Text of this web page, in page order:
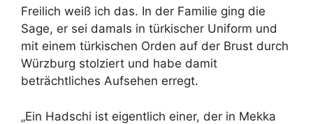
Freilich weiß ich das. In der Familie ging die
Sage, er sei damals in türkischer Uniform und
mit einem türkischen Orden auf der Brust durch
Würzburg stolziert und habe damit
beträchtliches Aufsehen erregt.
„Ein Hadschi ist eigentlich einer, der in Mekka